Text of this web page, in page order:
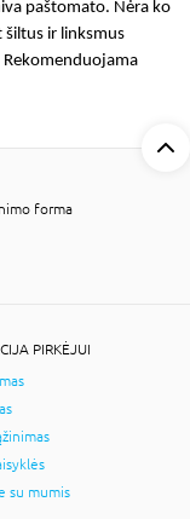
paštomato. Nėra ko
šiltus ir linksmus
Rekomenduojama
forma
PIRKĖJUI
su mumis